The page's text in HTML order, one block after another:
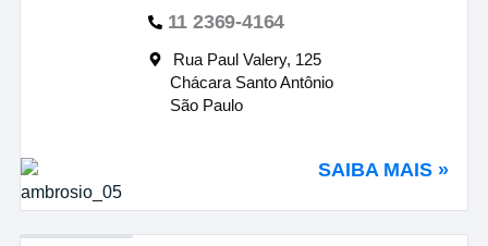
11 2369-4164
Rua Paul Valery, 125
Chácara Santo Antônio
São Paulo
SAIBA MAIS »